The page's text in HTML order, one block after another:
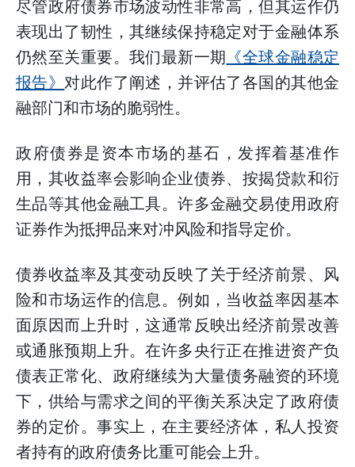
尽管政府债券市场波动性非常高，但其运作仍
表现出了韧性，其继续保持稳定对于金融体系
仍然至关重要。我们最新一期《全球金融稳定
报告》对此作了阐述，并评估了各国的其他金
融部门和市场的脆弱性。
政府债券是资本市场的基石，发挥着基准作
用，其收益率会影响企业债券、按揭贷款和衍
生品等其他金融工具。许多金融交易使用政府
证券作为抵押品来对冲风险和指导定价。
债券收益率及其变动反映了关于经济前景、风
险和市场运作的信息。例如，当收益率因基本
面原因而上升时，这通常反映出经济前景改善
或通胀预期上升。在许多央行正在推进资产负
债表正常化、政府继续为大量债务融资的环境
下，供给与需求之间的平衡关系决定了政府债
券的定价。事实上，在主要经济体，私人投资
者持有的政府债务比重可能会上升。